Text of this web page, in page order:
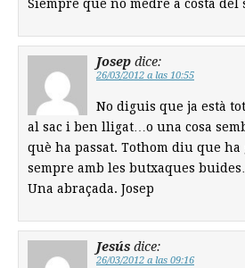
Siempre que no medre a costa del
Josep dice:
26/03/2012 a las 10:55
No diguis que ja està
al sac i ben lligat…o una cosa
què ha passat. Tothom diu que
sempre amb les butxaques
Una abraçada. Josep
Jesús dice:
26/03/2012 a las 09:16